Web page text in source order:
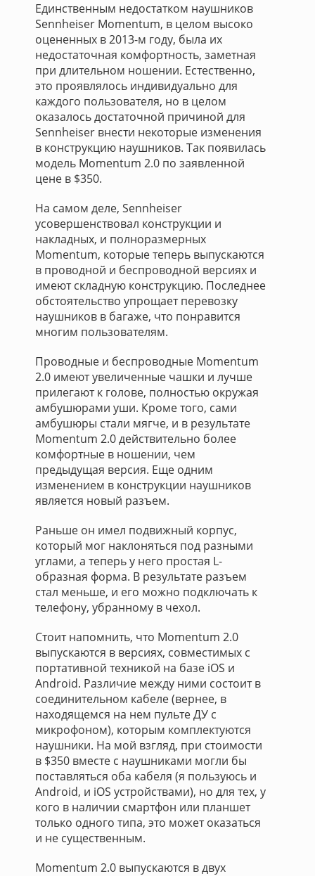
Единственным недостатком наушников
Sennheiser Momentum, в целом высоко
оцененных в 2013-м году, была их
недостаточная комфортность, заметная
при длительном ношении. Естественно,
это проявлялось индивидуально для
каждого пользователя, но в целом
оказалось достаточной причиной для
Sennheiser внести некоторые изменения
в конструкцию наушников. Так появилась
модель Momentum 2.0 по заявленной
цене в $350.
На самом деле, Sennheiser
усовершенствовал конструкции и
накладных, и полноразмерных
Momentum, которые теперь выпускаются
в проводной и беспроводной версиях и
имеют складную конструкцию. Последнее
обстоятельство упрощает перевозку
наушников в багаже, что понравится
многим пользователям.
Проводные и беспроводные Momentum
2.0 имеют увеличенные чашки и лучше
прилегают к голове, полностью окружая
амбушюрами уши. Кроме того, сами
амбушюры стали мягче, и в результате
Momentum 2.0 действительно более
комфортные в ношении, чем
предыдущая версия. Еще одним
изменением в конструкции наушников
является новый разъем.
Раньше он имел подвижный корпус,
который мог наклоняться под разными
углами, а теперь у него простая L-
образная форма. В результате разъем
стал меньше, и его можно подключать к
телефону, убранному в чехол.
Стоит напомнить, что Momentum 2.0
выпускаются в версиях, совместимых с
портативной техникой на базе iOS и
Android. Различие между ними состоит в
соединительном кабеле (вернее, в
находящемся на нем пульте ДУ с
микрофоном), которым комплектуются
наушники. На мой взгляд, при стоимости
в $350 вместе с наушниками могли бы
поставляться оба кабеля (я пользуюсь и
Android, и iOS устройствами), но для тех, у
кого в наличии смартфон или планшет
только одного типа, это может оказаться
и не существенным.
Momentum 2.0 выпускаются в двух